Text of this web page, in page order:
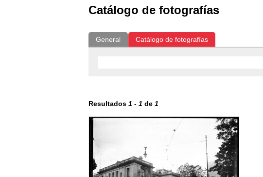
Catálogo de fotografías
General Catálogo de fotografías
Resultados 1 - 1 de 1